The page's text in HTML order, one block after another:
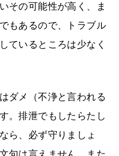
その可能性が高く、ま
もあるので、トラブル
ているところは少なく
ダメ（不浄と言われる
。排泄でもしたらたし
ら、必ず守りましょ